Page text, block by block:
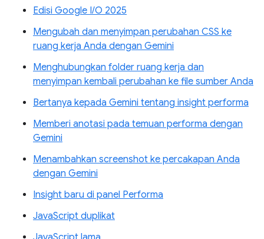
Edisi Google I/O 2025
Mengubah dan menyimpan perubahan CSS ke
ruang kerja Anda dengan Gemini
Menghubungkan folder ruang kerja dan
menyimpan kembali perubahan ke file sumber Anda
Bertanya kepada Gemini tentang insight performa
Memberi anotasi pada temuan performa dengan
Gemini
Menambahkan screenshot ke percakapan Anda
dengan Gemini
Insight baru di panel Performa
JavaScript duplikat